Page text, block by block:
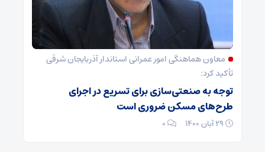
معاون هماهنگی امور عمرانی استاندار آذربایجان شرقی
تأکید کرد:
توجه به صنعتی‌سازی برای تسریع در اجرای
طرح‌های مسکن ضروری است
۰